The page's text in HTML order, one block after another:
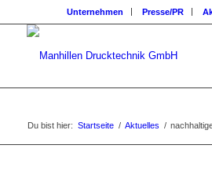
Unternehmen Presse/PR
Du bist hier: Startseite / Aktuelles /